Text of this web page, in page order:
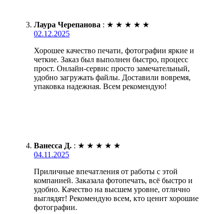
Лаура Черепанова : ★ ★ ★ ★ ★
02.12.2025
Хорошее качество печати, фотографии яркие и
четкие. Заказ был выполнен быстро, процесс
прост. Онлайн-сервис просто замечательный,
удобно загружать файлы. Доставили вовремя,
упаковка надежная. Всем рекомендую!
Ванесса Д. : ★ ★ ★ ★ ★
04.11.2025
Приличные впечатления от работы с этой
компанией. Заказала фотопечать, всё быстро и
удобно. Качество на высшем уровне, отлично
выглядят! Рекомендую всем, кто ценит хорошие
фотографии.